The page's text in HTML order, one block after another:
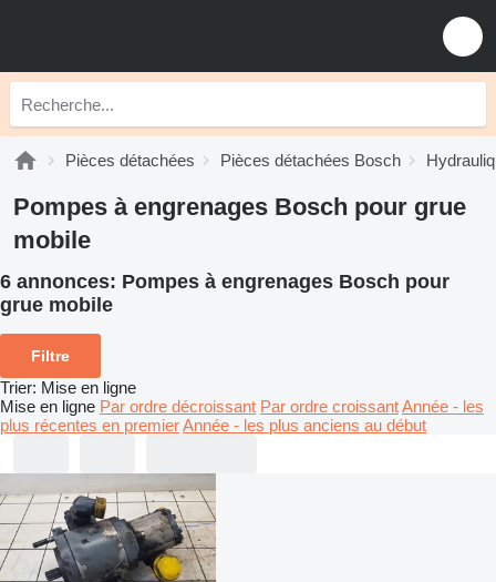
Pièces détachées Pièces détachées Bosch
Pompes à engrenages Bosch pour grue
mobile
6 annonces: Pompes à engrenages Bosch pour
grue mobile
Filtre
Trier: Mise en ligne
Mise en ligne Par ordre décroissant Par ordre croissantAnnée - les
plus récentes en premierAnnée - les plus anciens au début